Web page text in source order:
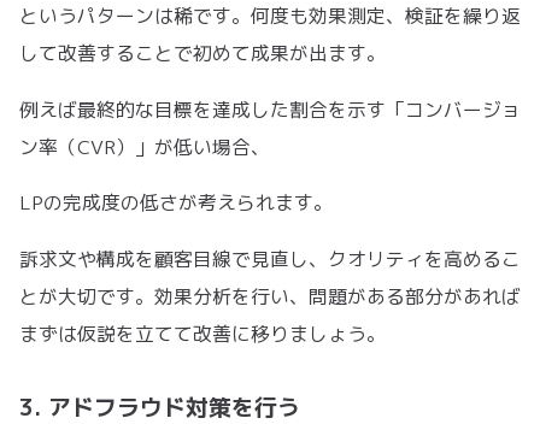
というパターンは稀です。何度も効果測定、検証を繰り返
して改善することで初めて成果が出ます。
例えば最終的な目標を達成した割合を示す「コンバージョ
ン率（CVR）」が低い場合、
LPの完成度の低さが考えられます。
訴求文や構成を顧客目線で見直し、クオリティを高めるこ
とが大切です。効果分析を行い、問題がある部分があれば
まずは仮説を立てて改善に移りましょう。
3. アドフラウド対策を行う